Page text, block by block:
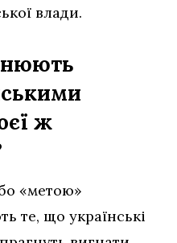
влади.
ж
«метою»
те, що українські